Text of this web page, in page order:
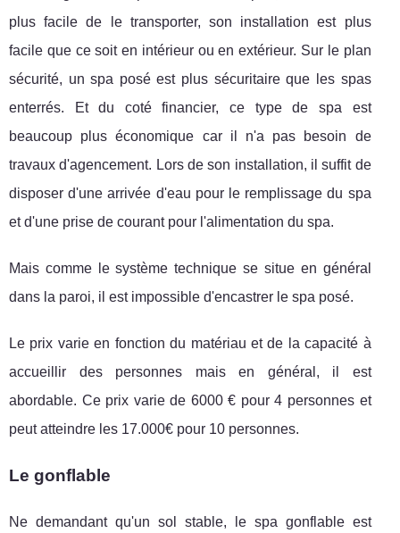
plus facile de le transporter, son installation est plus
facile que ce soit en intérieur ou en extérieur. Sur le plan
sécurité, un spa posé est plus sécuritaire que les spas
enterrés. Et du coté financier, ce type de spa est
beaucoup plus économique car il n'a pas besoin de
travaux d'agencement. Lors de son installation, il suffit de
disposer d'une arrivée d'eau pour le remplissage du spa
et d'une prise de courant pour l'alimentation du spa.
Mais comme le système technique se situe en général
dans la paroi, il est impossible d'encastrer le spa posé.
Le prix varie en fonction du matériau et de la capacité à
accueillir des personnes mais en général, il est
abordable. Ce prix varie de 6000 € pour 4 personnes et
peut atteindre les 17.000€ pour 10 personnes.
Le gonflable
Ne demandant qu'un sol stable, le spa gonflable est